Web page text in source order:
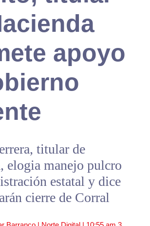
apoyo
titular de
elogia manejo pulcro
estatal y dice
cierre de Corral